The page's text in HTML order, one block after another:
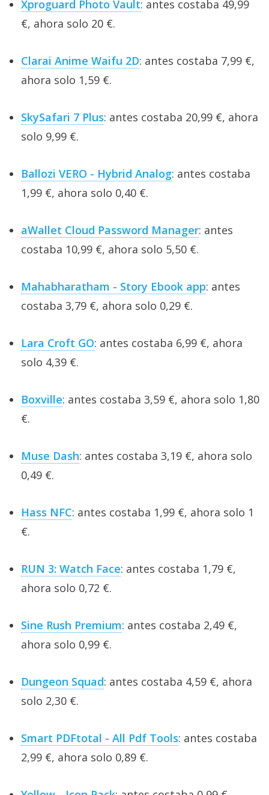
Xproguard Photo Vault: antes costaba 49,99
€, ahora solo 20 €.
Clarai Anime Waifu 2D: antes costaba 7,99 €,
ahora solo 1,59 €.
SkySafari 7 Plus: antes costaba 20,99 €, ahora
solo 9,99 €.
Ballozi VERO - Hybrid Analog: antes costaba
1,99 €, ahora solo 0,40 €.
aWallet Cloud Password Manager: antes
costaba 10,99 €, ahora solo 5,50 €.
Mahabharatham - Story Ebook app: antes
costaba 3,79 €, ahora solo 0,29 €.
Lara Croft GO: antes costaba 6,99 €, ahora
solo 4,39 €.
Boxville: antes costaba 3,59 €, ahora solo 1,80
€.
Muse Dash: antes costaba 3,19 €, ahora solo
0,49 €.
Hass NFC: antes costaba 1,99 €, ahora solo 1
€.
RUN 3: Watch Face: antes costaba 1,79 €,
ahora solo 0,72 €.
Sine Rush Premium: antes costaba 2,49 €,
ahora solo 0,99 €.
Dungeon Squad: antes costaba 4,59 €, ahora
solo 2,30 €.
Smart PDFtotal - All Pdf Tools: antes costaba
2,99 €, ahora solo 0,89 €.